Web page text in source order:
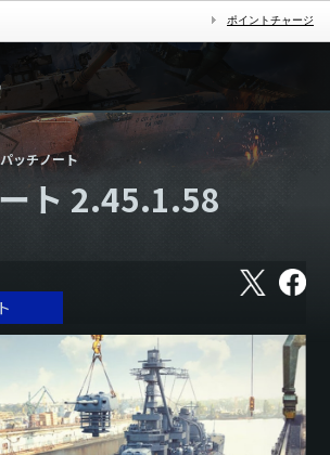
ポイントチャージ
パッチノート
ト 2.45.1.58
X フ
ェ
ス
ブ
ッ
ク